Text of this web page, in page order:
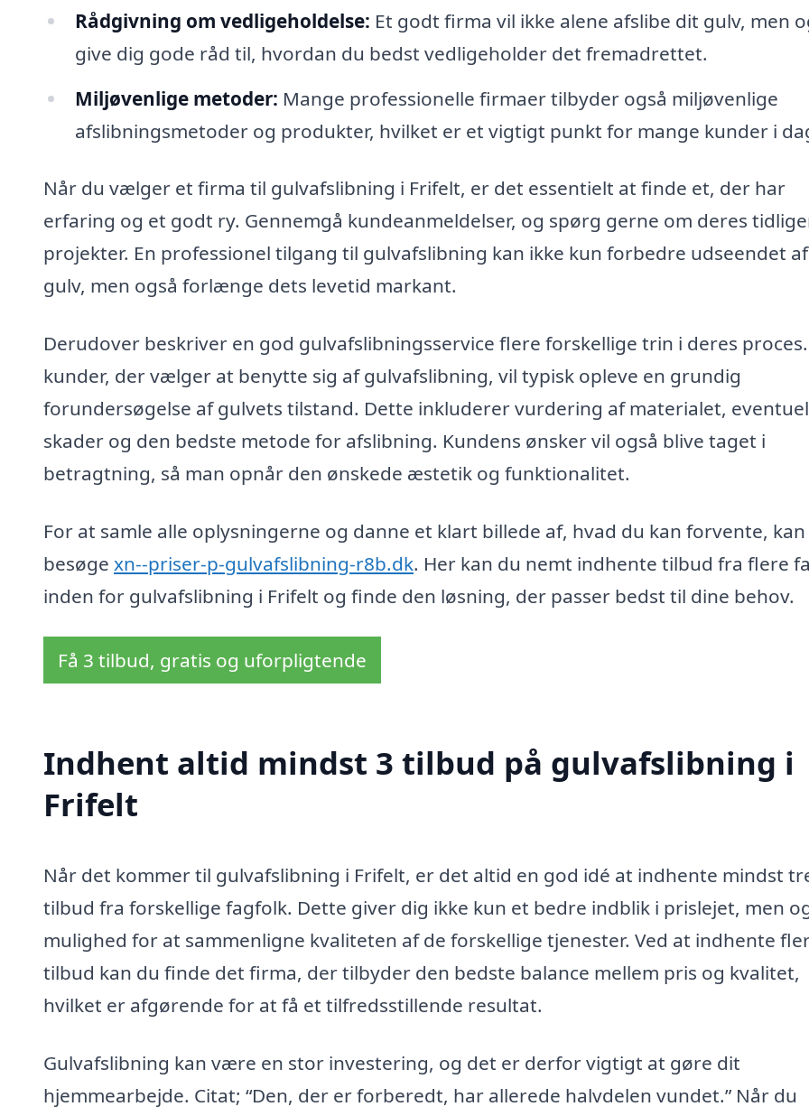
Rådgivning om vedligeholdelse: Et godt firma vil ikke alene afslibe dit gulv, men
give dig gode råd til, hvordan du bedst vedligeholder det fremadrettet.
Miljøvenlige metoder: Mange professionelle firmaer tilbyder også miljøvenlige
afslibningsmetoder og produkter, hvilket er et vigtigt punkt for mange kunder i
Når du vælger et firma til gulvafslibning i Frifelt, er det essentielt at finde et, der har
erfaring og et godt ry. Gennemgå kundeanmeldelser, og spørg gerne om deres
projekter. En professionel tilgang til gulvafslibning kan ikke kun forbedre udseendet
gulv, men også forlænge dets levetid markant.
Derudover beskriver en god gulvafslibningsservice flere forskellige trin i deres
kunder, der vælger at benytte sig af gulvafslibning, vil typisk opleve en grundig
forundersøgelse af gulvets tilstand. Dette inkluderer vurdering af materialet,
skader og den bedste metode for afslibning. Kundens ønsker vil også blive taget i
betragtning, så man opnår den ønskede æstetik og funktionalitet.
For at samle alle oplysningerne og danne et klart billede af, hvad du kan forvente, kan
besøge xn--priser-p-gulvafslibning-r8b.dk. Her kan du nemt indhente tilbud fra flere
inden for gulvafslibning i Frifelt og finde den løsning, der passer bedst til dine behov.
Få 3 tilbud, gratis og uforpligtende
Indhent altid mindst 3 tilbud på gulvafslibning i
Frifelt
Når det kommer til gulvafslibning i Frifelt, er det altid en god idé at indhente mindst
tilbud fra forskellige fagfolk. Dette giver dig ikke kun et bedre indblik i prislejet, men
mulighed for at sammenligne kvaliteten af de forskellige tjenester. Ved at indhente
tilbud kan du finde det firma, der tilbyder den bedste balance mellem pris og kvalitet,
hvilket er afgørende for at få et tilfredsstillende resultat.
Gulvafslibning kan være en stor investering, og det er derfor vigtigt at gøre dit
hjemmearbejde. Citat; “Den, der er forberedt, har allerede halvdelen vundet.” Når du